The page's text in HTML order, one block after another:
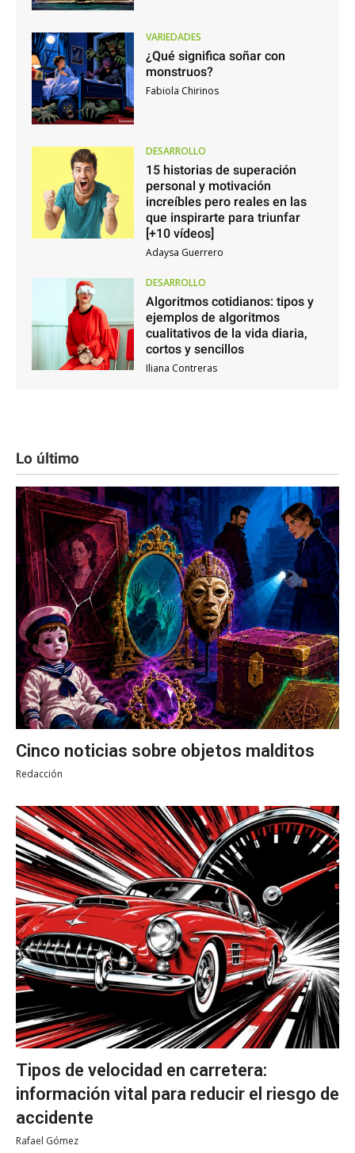
VARIEDADES
¿Qué significa soñar con
monstruos?
Fabiola Chirinos
DESARROLLO
15 historias de superación
personal y motivación
increíbles pero reales en las
que inspirarte para triunfar
[+10 vídeos]
Adaysa Guerrero
DESARROLLO
Algoritmos cotidianos: tipos y
ejemplos de algoritmos
cualitativos de la vida diaria,
cortos y sencillos
Iliana Contreras
Lo último
Cinco noticias sobre objetos malditos
Redacción
Tipos de velocidad en carretera:
información vital para reducir el riesgo de
accidente
Rafael Gómez